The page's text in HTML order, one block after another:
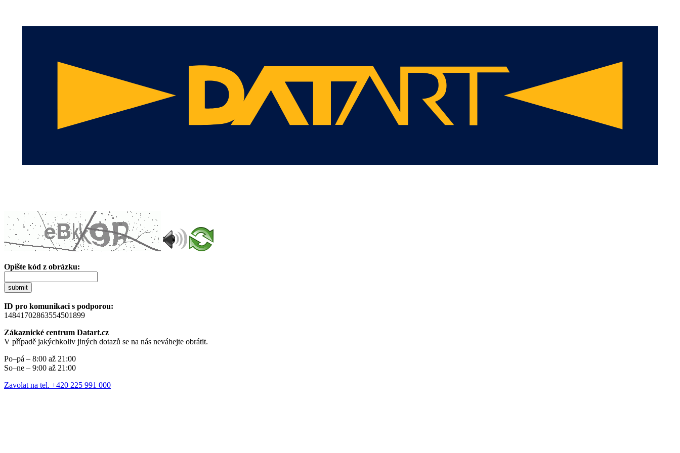
Opište kód z obrázku:
submit
ID pro komunikaci s podporou:
14841702863554501899
Zákaznické centrum Datart.cz
V případě jakýchkoliv jiných dotazů se na nás neváhejte obrátit.
Po–pá – 8:00 až 21:00
So–ne – 9:00 až 21:00
Zavolat na tel. +420 225 991 000